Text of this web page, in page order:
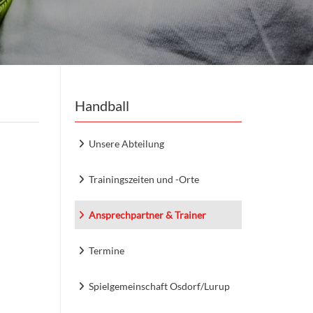
Handball
Unsere Abteilung
Trainingszeiten und -Orte
Ansprechpartner & Trainer
Termine
Spielgemeinschaft Osdorf/Lurup